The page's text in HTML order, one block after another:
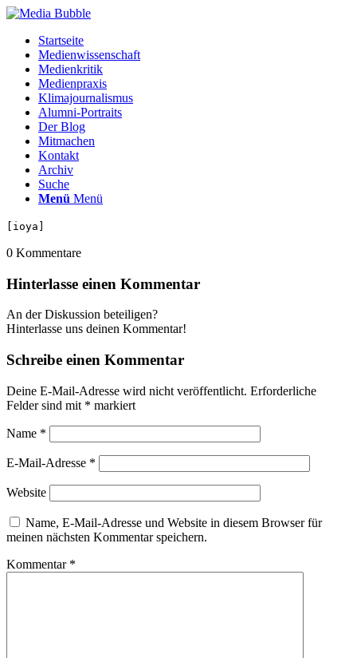
Startseite
Medienwissenschaft
Medienkritik
Medienpraxis
Klimajournalismus
Alumni-Portraits
Der Blog
Mitmachen
Kontakt
Archiv
Suche
Menü Menü
[ioya]
0 Kommentare
Hinterlasse einen Kommentar
An der Diskussion beteiligen?
Hinterlasse uns deinen Kommentar!
Schreibe einen Kommentar
Deine E-Mail-Adresse wird nicht veröffentlicht. Erforderliche
Felder sind mit * markiert
Name *
E-Mail-Adresse *
Website
Name, E-Mail-Adresse und Website in diesem Browser für
meinen nächsten Kommentar speichern.
Kommentar *